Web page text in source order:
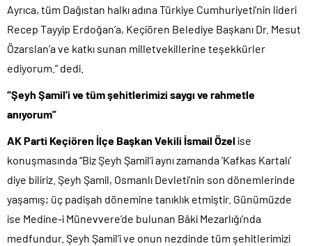
Ayrıca, tüm Dağıstan halkı adına Türkiye Cumhuriyeti’nin lideri
Recep Tayyip Erdoğan’a, Keçiören Belediye Başkanı Dr. Mesut
Özarslan’a ve katkı sunan milletvekillerine teşekkürler
ediyorum.” dedi.
“Şeyh Şamil’i ve tüm şehitlerimizi saygı ve rahmetle
anıyorum”
AK Parti Keçiören İlçe Başkan Vekili İsmail Özel ise
konuşmasında “Biz Şeyh Şamil’i aynı zamanda ‘Kafkas Kartalı’
diye biliriz. Şeyh Şamil, Osmanlı Devleti’nin son dönemlerinde
yaşamış; üç padişah dönemine tanıklık etmiştir. Günümüzde
ise Medine-i Münevvere’de bulunan Bâki Mezarlığı’nda
medfundur. Şeyh Şamil’i ve onun nezdinde tüm şehitlerimizi